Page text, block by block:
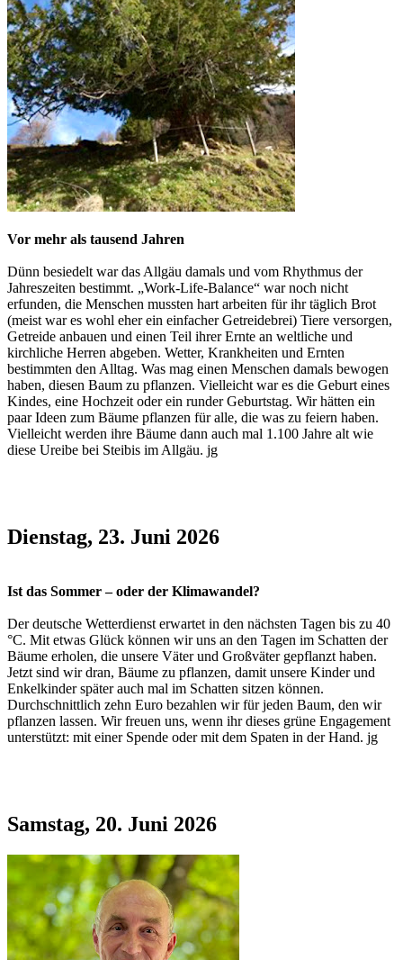
Vor mehr als tausend Jahren
Dünn besiedelt war das Allgäu damals und vom Rhythmus der
Jahreszeiten bestimmt. „Work-Life-Balance“ war noch nicht
erfunden, die Menschen mussten hart arbeiten für ihr täglich Brot
(meist war es wohl eher ein einfacher Getreidebrei) Tiere versorgen,
Getreide anbauen und einen Teil ihrer Ernte an weltliche und
kirchliche Herren abgeben. Wetter, Krankheiten und Ernten
bestimmten den Alltag. Was mag einen Menschen damals bewogen
haben, diesen Baum zu pflanzen. Vielleicht war es die Geburt eines
Kindes, eine Hochzeit oder ein runder Geburtstag. Wir hätten ein
paar Ideen zum Bäume pflanzen für alle, die was zu feiern haben.
Vielleicht werden ihre Bäume dann auch mal 1.100 Jahre alt wie
diese Ureibe bei Steibis im Allgäu. jg
Dienstag, 23. Juni 2026
Ist das Sommer – oder der Klimawandel?
Der deutsche Wetterdienst erwartet in den nächsten Tagen bis zu 40
°C. Mit etwas Glück können wir uns an den Tagen im Schatten der
Bäume erholen, die unsere Väter und Großväter gepflanzt haben.
Jetzt sind wir dran, Bäume zu pflanzen, damit unsere Kinder und
Enkelkinder später auch mal im Schatten sitzen können.
Durchschnittlich zehn Euro bezahlen wir für jeden Baum, den wir
pflanzen lassen. Wir freuen uns, wenn ihr dieses grüne Engagement
unterstützt: mit einer Spende oder mit dem Spaten in der Hand. jg
Samstag, 20. Juni 2026